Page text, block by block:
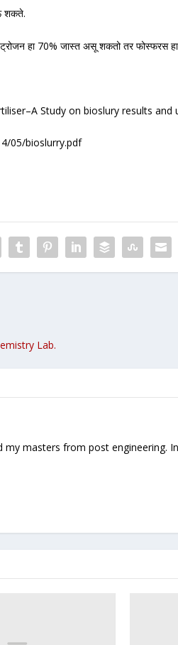
शकते.
नायट्रोजन हा 70% जास्त असू शकतो तर
Study on bioslury results and
05/bioslurry.pdf
Lab.
my masters from post engineering.